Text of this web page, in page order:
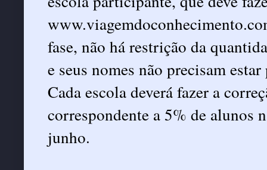
fase, não há restrição da
e seus nomes não precisam
Cada escola deverá fazer a
correspondente a 5% de alunos
junho.